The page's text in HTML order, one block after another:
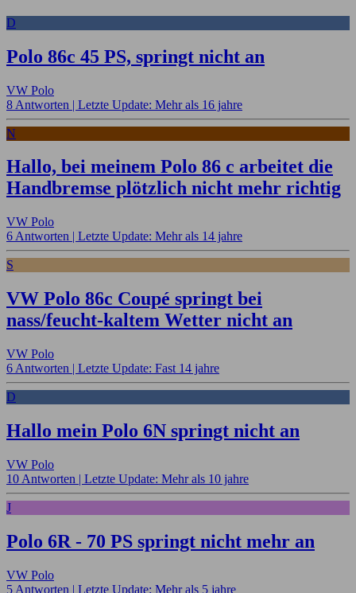
D
Polo 86c 45 PS, springt nicht an
VW Polo
8 Antworten | Letzte Update: Mehr als 16 jahre
N
Hallo, bei meinem Polo 86 c arbeitet die
Handbremse plötzlich nicht mehr richtig
VW Polo
6 Antworten | Letzte Update: Mehr als 14 jahre
S
VW Polo 86c Coupé springt bei
nass/feucht-kaltem Wetter nicht an
VW Polo
6 Antworten | Letzte Update: Fast 14 jahre
D
Hallo mein Polo 6N springt nicht an
VW Polo
10 Antworten | Letzte Update: Mehr als 10 jahre
J
Polo 6R - 70 PS springt nicht mehr an
VW Polo
5 Antworten | Letzte Update: Mehr als 5 jahre